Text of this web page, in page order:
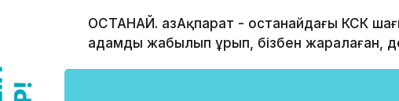
ҚОСТАНАЙ. ҚазАқпарат - Қостанайдағы КСК
адамды жабылып ұрып, бізбен жаралаған,